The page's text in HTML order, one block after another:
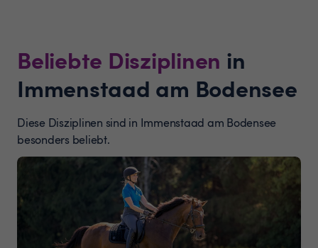
Beliebte Disziplinen in
Immenstaad am Bodensee
Diese Disziplinen sind in Immenstaad am Bodensee
besonders beliebt.